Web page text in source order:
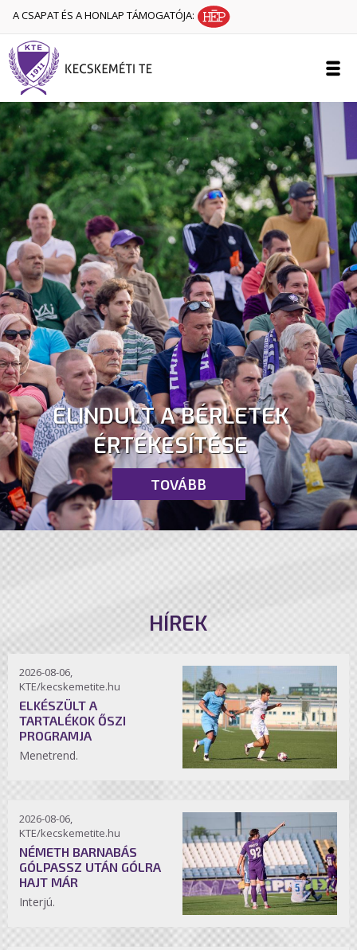
A CSAPAT ÉS A HONLAP TÁMOGATÓJA:
ELINDULT A BÉRLETEK
ÉRTÉKESÍTÉSE
TOVÁBB
HÍREK
2026-08-06,
KTE/kecskemetite.hu
ELKÉSZÜLT A
TARTALÉKOK ŐSZI
PROGRAMJA
Menetrend.
2026-08-06,
KTE/kecskemetite.hu
NÉMETH BARNABÁS
GÓLPASSZ UTÁN GÓLRA
HAJT MÁR
Interjú.